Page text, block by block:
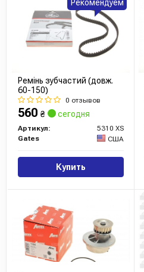
Ремінь зубчастий (довж.
60-150)
0 отзывов
560 ₴ сегодня
Артикул:
5310 XS
Gates
США
Купить
Рекомендуем